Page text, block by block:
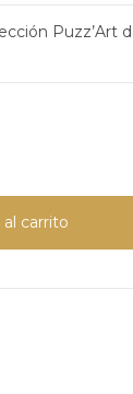
Puzz’Art
al carrito